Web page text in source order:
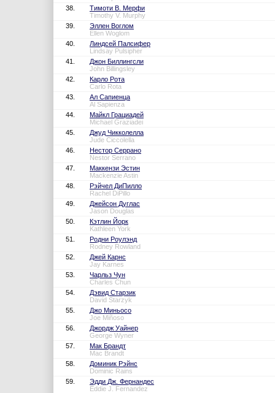
38.
Тимоти В. Мерфи
Timothy V. Murphy
39.
Эллен Воглом
Ellen Woglom
40.
Линдсей Палсифер
Lindsay Pulsipher
41.
Джон Биллингсли
John Billingsley
42.
Карло Рота
Carlo Rota
43.
Ал Сапиенца
Al Sapienza
44.
Майкл Грациадей
Michael Graziadei
45.
Джуд Чикколелла
Jude Ciccolella
46.
Нестор Серрано
Nestor Serrano
47.
Маккензи Эстин
Mackenzie Astin
48.
Рэйчел ДиПилло
Rachel DiPillo
49.
Джейсон Дуглас
Jason Douglas
50.
Кэтлин Йорк
Kathleen York
51.
Родни Роулэнд
Rodney Rowland
52.
Джей Карнс
Jay Karnes
53.
Чарльз Чун
Charles Chun
54.
Дэвид Старзик
David Starzyk
55.
Джо Миньосо
Joe Miñoso
56.
Джордж Уайнер
George Wyner
57.
Мак Брандт
Mac Brandt
58.
Доминик Рэйнс
Dominic Rains
59.
Эдди Дж. Фернандес
Eddie J. Fernandez